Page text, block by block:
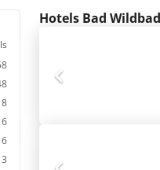
Hotels Bad